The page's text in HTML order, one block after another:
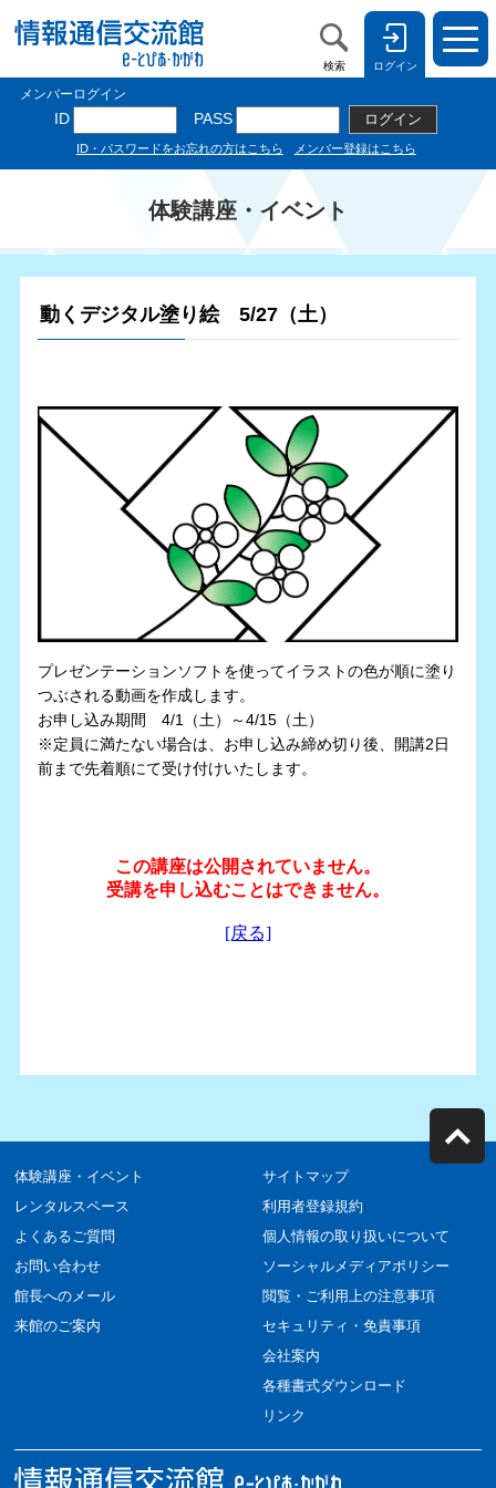
検索 ログイン
体験講座・イベント
動くデジタル塗り絵 5/27（土）
プレゼンテーションソフトを使ってイラストの色が順に塗り
つぶされる動画を作成します。
お申し込み期間 4/1（土）～4/15（土）
※定員に満たない場合は、お申し込み締め切り後、開講2日
前まで先着順にて受け付けいたします。
体験講座・イベント
レンタルスペース
よくあるご質問
お問い合わせ
館長へのメール
来館のご案内
サイトマップ
利用者登録規約
個人情報の取り扱いについて
ソーシャルメディアポリシー
閲覧・ご利用上の注意事項
セキュリティ・免責事項
会社案内
各種書式ダウンロード
リンク